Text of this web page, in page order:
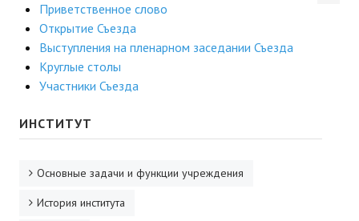
АНОНСЫ
ИНСТИТУТ
Противодействие коррупции
В ПОМОЩЬ УЧИТЕЛЮ
ГИА
Приветственное слово
Открытие Съезда
Выступления на пленарном заседании Съезда
Круглые столы
Участники Съезда
ИНСТИТУТ
Основные задачи и функции учреждения
История института